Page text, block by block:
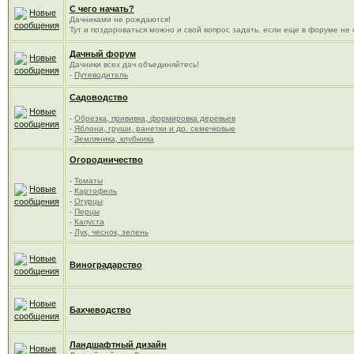
С чего начать?
Дачниками не рождаются!
Тут и поздороваться можно и свой вопрос задать, если еще в форуме не
Дачный форум
Дачники всех дач объединяйтесь!
- Путеводитель
Садоводство
- Обрезка, прививка, формировка деревьев
- Яблони, груши, ранетки и др. семечковые
- Земляника, клубника
Огородничество
- Томаты
- Картофель
- Огурцы
- Перцы
- Капуста
- Лук, чеснок, зелень
Виноградарство
Бахчеводство
Ландшафтный дизайн